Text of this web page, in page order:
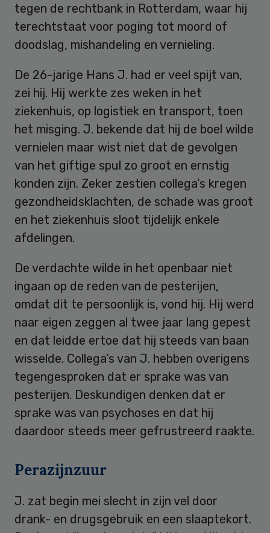
tegen de rechtbank in Rotterdam, waar hij
terechtstaat voor poging tot moord of
doodslag, mishandeling en vernieling.
De 26-jarige Hans J. had er veel spijt van,
zei hij. Hij werkte zes weken in het
ziekenhuis, op logistiek en transport, toen
het misging. J. bekende dat hij de boel wilde
vernielen maar wist niet dat de gevolgen
van het giftige spul zo groot en ernstig
konden zijn. Zeker zestien collega’s kregen
gezondheidsklachten, de schade was groot
en het ziekenhuis sloot tijdelijk enkele
afdelingen.
De verdachte wilde in het openbaar niet
ingaan op de reden van de pesterijen,
omdat dit te persoonlijk is, vond hij. Hij werd
naar eigen zeggen al twee jaar lang gepest
en dat leidde ertoe dat hij steeds van baan
wisselde. Collega’s van J. hebben overigens
tegengesproken dat er sprake was van
pesterijen. Deskundigen denken dat er
sprake was van psychoses en dat hij
daardoor steeds meer gefrustreerd raakte.
Perazijnzuur
J. zat begin mei slecht in zijn vel door
drank- en drugsgebruik en een slaaptekort.